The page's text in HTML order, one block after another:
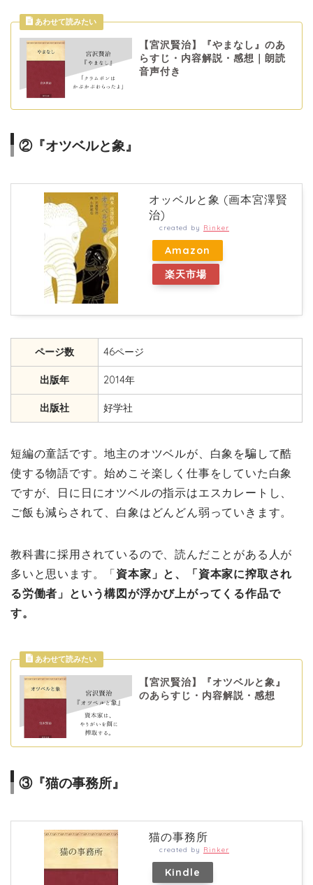
【宮沢賢治】『やまなし』のあ
らすじ・内容解説・感想｜朗読
音声付き
②『オツベルと象』
オッベルと象 (画本宮澤賢
治)
created by Rinker
Amazon
楽天市場
ページ数 46ページ
出版年 2014年
出版社 好学社
短編の童話です。地主のオツベルが、白象を騙して酷
使する物語です。始めこそ楽しく仕事をしていた白象
ですが、日に日にオツベルの指示はエスカレートし、
ご飯も減らされて、白象はどんどん弱っていきます。
教科書に採用されているので、読んだことがある人が
多いと思います。「資本家」と、「資本家に搾取され
る労働者」という構図が浮かび上がってくる作品で
す。
【宮沢賢治】『オツベルと象』
のあらすじ・内容解説・感想
③『猫の事務所』
猫の事務所
created by Rinker
Kindle